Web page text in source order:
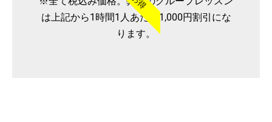
は上記から1時間1人あたり1,000円割引にな
ります。